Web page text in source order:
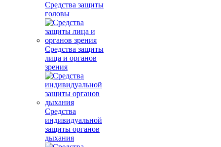
Средства защиты
головы
Средства защиты
лица и органов
зрения
Средства
индивидуальной
защиты органов
дыхания